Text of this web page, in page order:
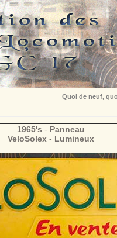
Quoi de neuf,
1965's - Panneau
VeloSolex - Lumineux